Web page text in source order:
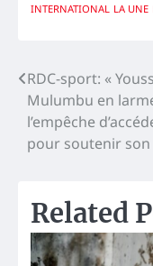
INTERNATIONAL LA UNE
Navigation
de
l’article
RDC-sport: «
Mulumbu en
l’empêche
pour soutenir son
Related